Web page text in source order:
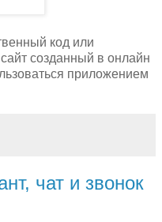
код или
созданный в онлайн
приложением
чат и звонок